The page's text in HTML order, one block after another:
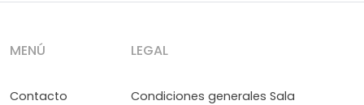
MENÚ
Contacto
LEGAL
Condiciones generales Sala